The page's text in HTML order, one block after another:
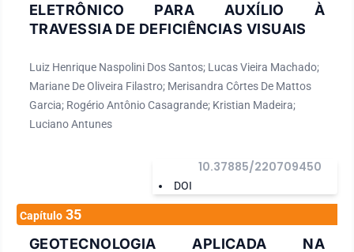
ELETRÔNICO PARA AUXÍLIO À
TRAVESSIA DE DEFICIÊNCIAS VISUAIS
Luiz Henrique Naspolini Dos Santos; Lucas Vieira Machado;
Mariane De Oliveira Filastro; Merisandra Côrtes De Mattos
Garcia; Rogério Antônio Casagrande; Kristian Madeira;
Luciano Antunes
DOI
10.37885/220709450
Capítulo 35
GEOTECNOLOGIA APLICADA NA